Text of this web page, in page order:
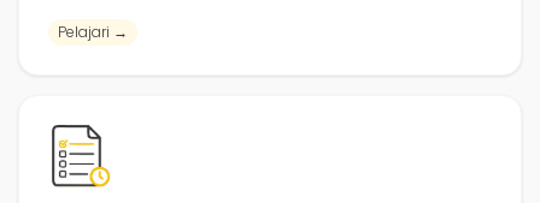
Pelajari →